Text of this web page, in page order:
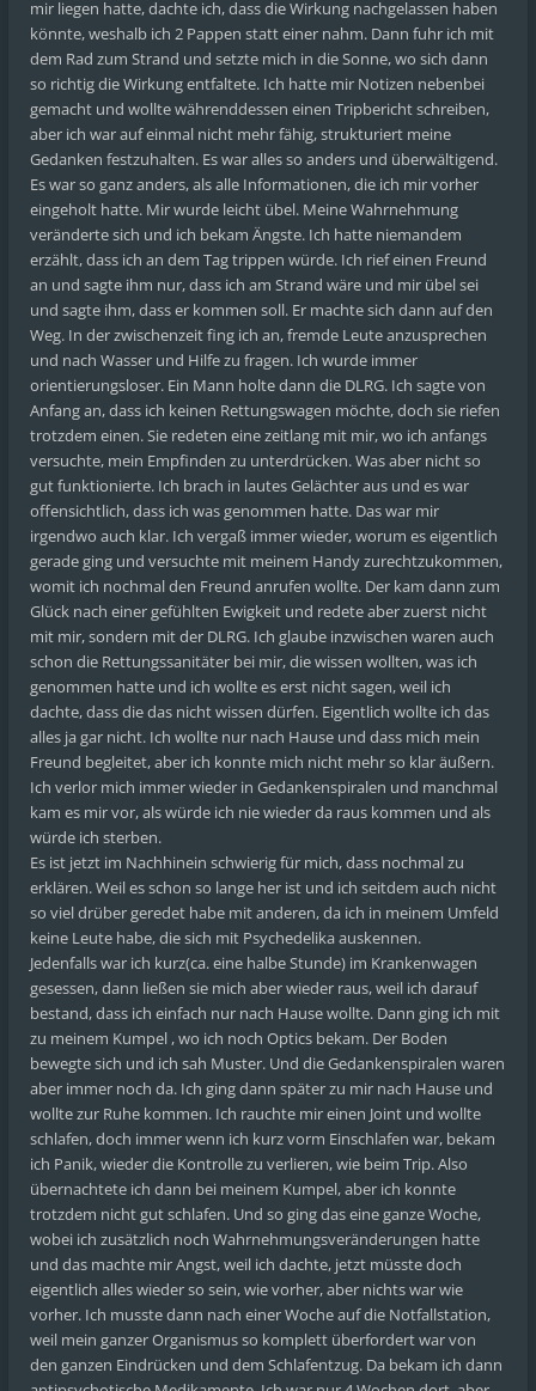
mir liegen hatte, dachte ich, dass die Wirkung nachgelassen haben
könnte, weshalb ich 2 Pappen statt einer nahm. Dann fuhr ich mit
dem Rad zum Strand und setzte mich in die Sonne, wo sich dann
so richtig die Wirkung entfaltete. Ich hatte mir Notizen nebenbei
gemacht und wollte währenddessen einen Tripbericht schreiben,
aber ich war auf einmal nicht mehr fähig, strukturiert meine
Gedanken festzuhalten. Es war alles so anders und überwältigend.
Es war so ganz anders, als alle Informationen, die ich mir vorher
eingeholt hatte. Mir wurde leicht übel. Meine Wahrnehmung
veränderte sich und ich bekam Ängste. Ich hatte niemandem
erzählt, dass ich an dem Tag trippen würde. Ich rief einen Freund
an und sagte ihm nur, dass ich am Strand wäre und mir übel sei
und sagte ihm, dass er kommen soll. Er machte sich dann auf den
Weg. In der zwischenzeit fing ich an, fremde Leute anzusprechen
und nach Wasser und Hilfe zu fragen. Ich wurde immer
orientierungsloser. Ein Mann holte dann die DLRG. Ich sagte von
Anfang an, dass ich keinen Rettungswagen möchte, doch sie riefen
trotzdem einen. Sie redeten eine zeitlang mit mir, wo ich anfangs
versuchte, mein Empfinden zu unterdrücken. Was aber nicht so
gut funktionierte. Ich brach in lautes Gelächter aus und es war
offensichtlich, dass ich was genommen hatte. Das war mir
irgendwo auch klar. Ich vergaß immer wieder, worum es eigentlich
gerade ging und versuchte mit meinem Handy zurechtzukommen,
womit ich nochmal den Freund anrufen wollte. Der kam dann zum
Glück nach einer gefühlten Ewigkeit und redete aber zuerst nicht
mit mir, sondern mit der DLRG. Ich glaube inzwischen waren auch
schon die Rettungssanitäter bei mir, die wissen wollten, was ich
genommen hatte und ich wollte es erst nicht sagen, weil ich
dachte, dass die das nicht wissen dürfen. Eigentlich wollte ich das
alles ja gar nicht. Ich wollte nur nach Hause und dass mich mein
Freund begleitet, aber ich konnte mich nicht mehr so klar äußern.
Ich verlor mich immer wieder in Gedankenspiralen und manchmal
kam es mir vor, als würde ich nie wieder da raus kommen und als
würde ich sterben.
Es ist jetzt im Nachhinein schwierig für mich, dass nochmal zu
erklären. Weil es schon so lange her ist und ich seitdem auch nicht
so viel drüber geredet habe mit anderen, da ich in meinem Umfeld
keine Leute habe, die sich mit Psychedelika auskennen.
Jedenfalls war ich kurz(ca. eine halbe Stunde) im Krankenwagen
gesessen, dann ließen sie mich aber wieder raus, weil ich darauf
bestand, dass ich einfach nur nach Hause wollte. Dann ging ich mit
zu meinem Kumpel , wo ich noch Optics bekam. Der Boden
bewegte sich und ich sah Muster. Und die Gedankenspiralen waren
aber immer noch da. Ich ging dann später zu mir nach Hause und
wollte zur Ruhe kommen. Ich rauchte mir einen Joint und wollte
schlafen, doch immer wenn ich kurz vorm Einschlafen war, bekam
ich Panik, wieder die Kontrolle zu verlieren, wie beim Trip. Also
übernachtete ich dann bei meinem Kumpel, aber ich konnte
trotzdem nicht gut schlafen. Und so ging das eine ganze Woche,
wobei ich zusätzlich noch Wahrnehmungsveränderungen hatte
und das machte mir Angst, weil ich dachte, jetzt müsste doch
eigentlich alles wieder so sein, wie vorher, aber nichts war wie
vorher. Ich musste dann nach einer Woche auf die Notfallstation,
weil mein ganzer Organismus so komplett überfordert war von
den ganzen Eindrücken und dem Schlafentzug. Da bekam ich dann